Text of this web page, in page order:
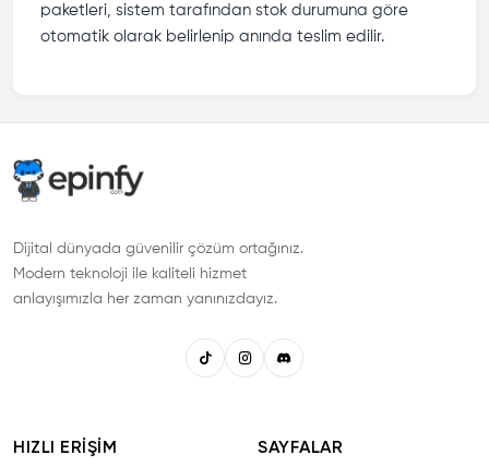
paketleri, sistem tarafından stok durumuna göre
otomatik olarak belirlenip anında teslim edilir.
Dijital dünyada güvenilir çözüm ortağınız.
Modern teknoloji ile kaliteli hizmet
anlayışımızla her zaman yanınızdayız.
HIZLI ERIŞIM SAYFALAR